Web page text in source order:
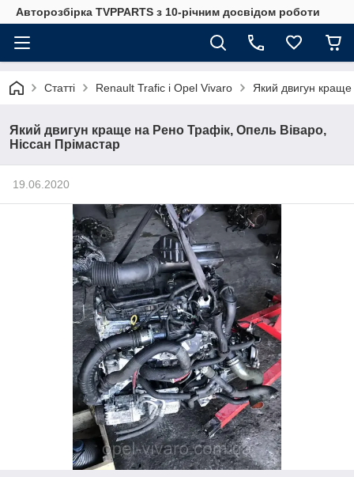
Авторозбірка TVPPARTS з 10-річним досвідом роботи
Статті Renault Trafic і Opel Vivaro Який двигун
Який двигун краще на Рено Трафік, Опель Віваро,
Ніссан Прімастар
19.06.2020